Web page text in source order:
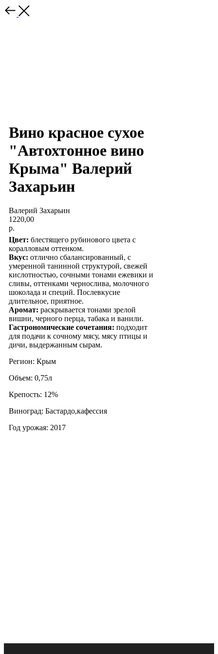
Вино красное сухое
"Автохтонное вино
Крыма" Валерий
Захарьин
Валерий Захарьин
1220,00
р.
Цвет: блестящего рубинового цвета с
коралловым оттенком.
Вкус: отлично сбалансированный, с
умеренной танинной структурой, свежей
кислотностью, сочными тонами ежевики и
сливы, оттенками чернослива, молочного
шоколада и специй. Послевкусие
длительное, приятное.
Аромат: раскрывается тонами зрелой
вишни, черного перца, табака и ванили.
Гастрономические сочетания: подходит
для подачи к сочному мясу, мясу птицы и
дичи, выдержанным сырам.
Регион: Крым
Объем: 0,75л
Крепость: 12%
Виноград: Бастардо,кафессия
Год урожая: 2017